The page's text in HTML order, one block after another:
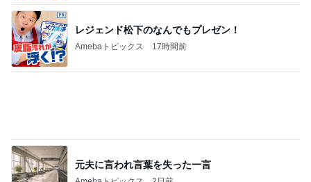
レジェンド松下のなんでもプレゼン！
Amebaトピックス 17時間前
半年ぶりに再会した友人とのランチ